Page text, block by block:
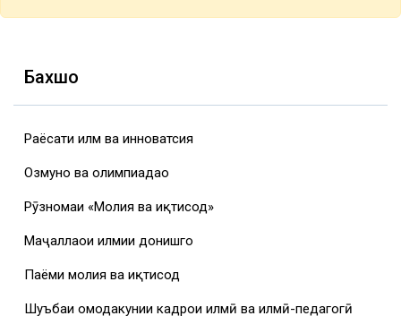
Бахшҳо
Раёсати илм ва инноватсия
Озмунҳо ва олимпиадаҳо
Рӯзномаи «Молия ва иқтисод»
Маҷаллаҳои илмии донишгоҳ
Паёми молия ва иқтисод
Шуъбаи омодакунии кадрҳои илмӣ ва илмӣ-педагогӣ